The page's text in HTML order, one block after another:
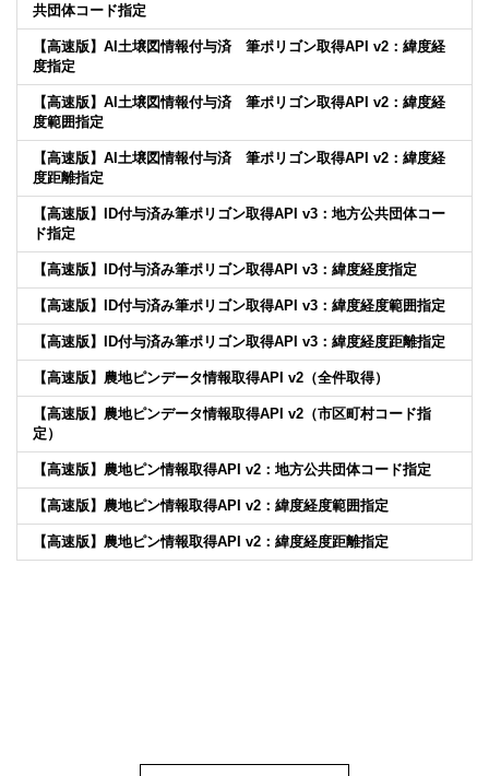
共団体コード指定
【高速版】AI土壌図情報付与済 筆ポリゴン取得API v2：緯度経
度指定
【高速版】AI土壌図情報付与済 筆ポリゴン取得API v2：緯度経
度範囲指定
【高速版】AI土壌図情報付与済 筆ポリゴン取得API v2：緯度経
度距離指定
【高速版】ID付与済み筆ポリゴン取得API v3：地方公共団体コー
ド指定
【高速版】ID付与済み筆ポリゴン取得API v3：緯度経度指定
【高速版】ID付与済み筆ポリゴン取得API v3：緯度経度範囲指定
【高速版】ID付与済み筆ポリゴン取得API v3：緯度経度距離指定
【高速版】農地ピンデータ情報取得API v2（全件取得）
【高速版】農地ピンデータ情報取得API v2（市区町村コード指
定）
【高速版】農地ピン情報取得API v2：地方公共団体コード指定
【高速版】農地ピン情報取得API v2：緯度経度範囲指定
【高速版】農地ピン情報取得API v2：緯度経度距離指定